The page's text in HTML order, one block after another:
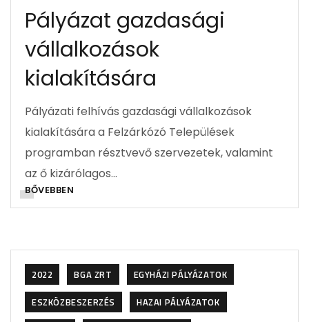
Pályázat gazdasági
vállalkozások
kialakítására
Pályázati felhívás gazdasági vállalkozások
kialakítására a Felzárkózó Települések
programban résztvevő szervezetek, valamint
az ő kizárólagos…
BŐVEBBEN
2022 BGA ZRT
EGYHÁZI PÁLYÁZATOK
ESZKÖZBESZERZÉS
HAZAI PÁLYÁZATOK